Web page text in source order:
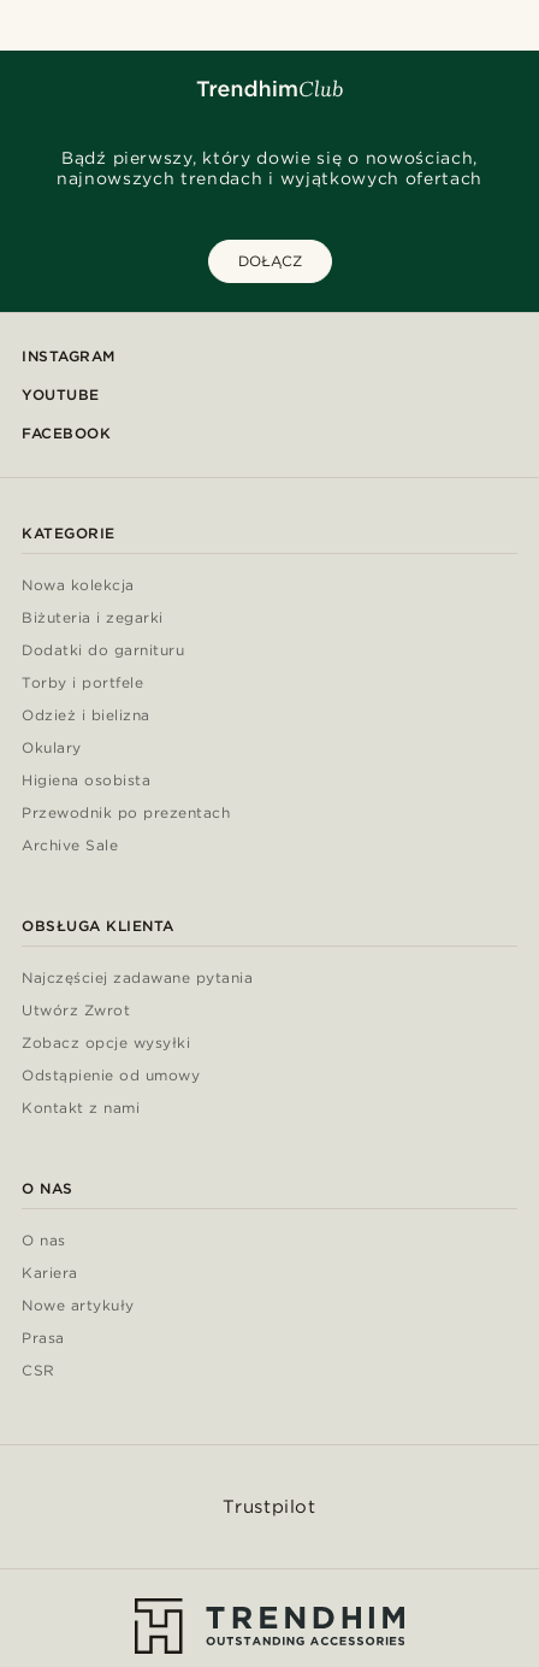
Bądź pierwszy, który dowie się o nowościach,
najnowszych trendach i wyjątkowych ofertach
DOŁĄCZ
INSTAGRAM
YOUTUBE
FACEBOOK
KATEGORIE
Nowa kolekcja
Biżuteria i zegarki
Dodatki do garnituru
Torby i portfele
Odzież i bielizna
Okulary
Higiena osobista
Przewodnik po prezentach
Archive Sale
OBSŁUGA KLIENTA
Najczęściej zadawane pytania
Utwórz Zwrot
Zobacz opcje wysyłki
Odstąpienie od umowy
Kontakt z nami
O NAS
O nas
Kariera
Nowe artykuły
Prasa
CSR
Trustpilot